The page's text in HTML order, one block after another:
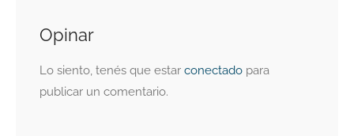
Opinar
Lo siento, tenés que estar conectado para
publicar un comentario.